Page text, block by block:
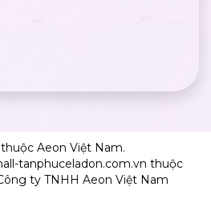
Aeon Việt Nam.
tanphuceladon.com.vn thuộc
ty TNHH Aeon Việt Nam